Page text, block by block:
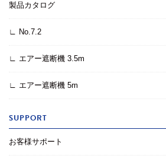
製品カタログ
∟ No.7.2
∟ エアー遮断機 3.5m
∟ エアー遮断機 5m
SUPPORT
お客様サポート